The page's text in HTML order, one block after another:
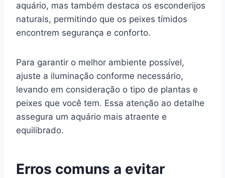
aquário, mas também destaca os esconderijos
naturais, permitindo que os peixes tímidos
encontrem segurança e conforto.
Para garantir o melhor ambiente possível,
ajuste a iluminação conforme necessário,
levando em consideração o tipo de plantas e
peixes que você tem. Essa atenção ao detalhe
assegura um aquário mais atraente e
equilibrado.
Erros comuns a evitar